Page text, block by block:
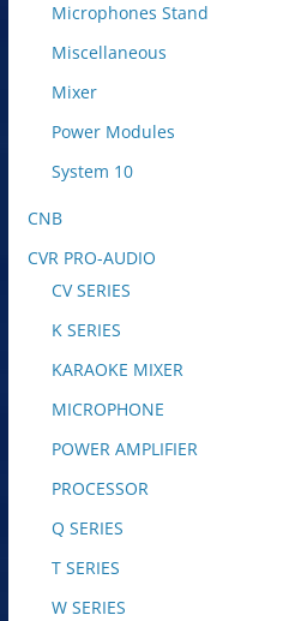
Microphones Stand
Miscellaneous
Mixer
Power Modules
System 10
CNB
CVR PRO-AUDIO
CV SERIES
K SERIES
KARAOKE MIXER
MICROPHONE
POWER AMPLIFIER
PROCESSOR
Q SERIES
T SERIES
W SERIES